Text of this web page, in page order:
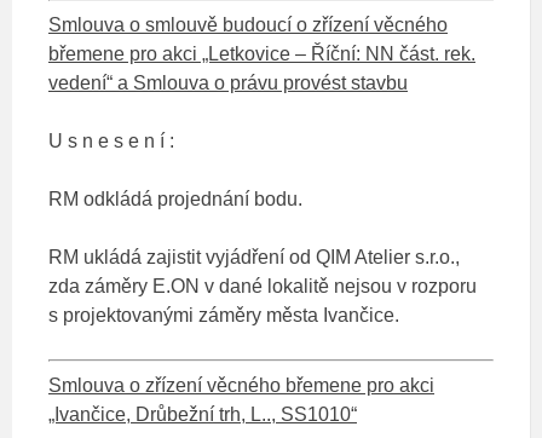
Smlouva o smlouvě budoucí o zřízení věcného
břemene pro akci „Letkovice – Říční: NN část. rek.
vedení“ a Smlouva o právu provést stavbu
U s n e s e n í :
RM odkládá projednání bodu.
RM ukládá zajistit vyjádření od QIM Atelier s.r.o.,
zda záměry E.ON v dané lokalitě nejsou v rozporu
s projektovanými záměry města Ivančice.
Smlouva o zřízení věcného břemene pro akci
„Ivančice, Drůbežní trh, L.., SS1010“